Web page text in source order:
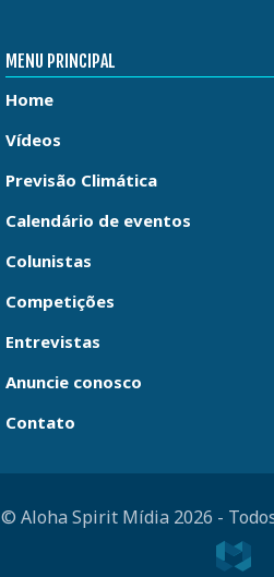
MENU PRINCIPAL
Home
Vídeos
Previsão Climática
Calendário de eventos
Colunistas
Competições
Entrevistas
Anuncie conosco
Contato
© Aloha Spirit Mídia 2026 -